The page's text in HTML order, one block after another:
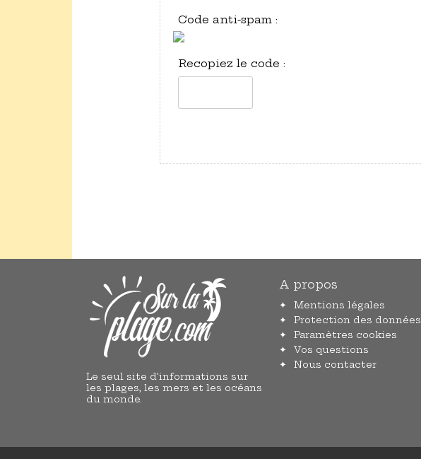
Code anti-spam :
Recopiez le code :
Le seul site d'informations sur
les plages, les mers et les océans
du monde.
A propos
Mentions légales
Protection des données
Paramètres cookies
Vos questions
Nous contacter